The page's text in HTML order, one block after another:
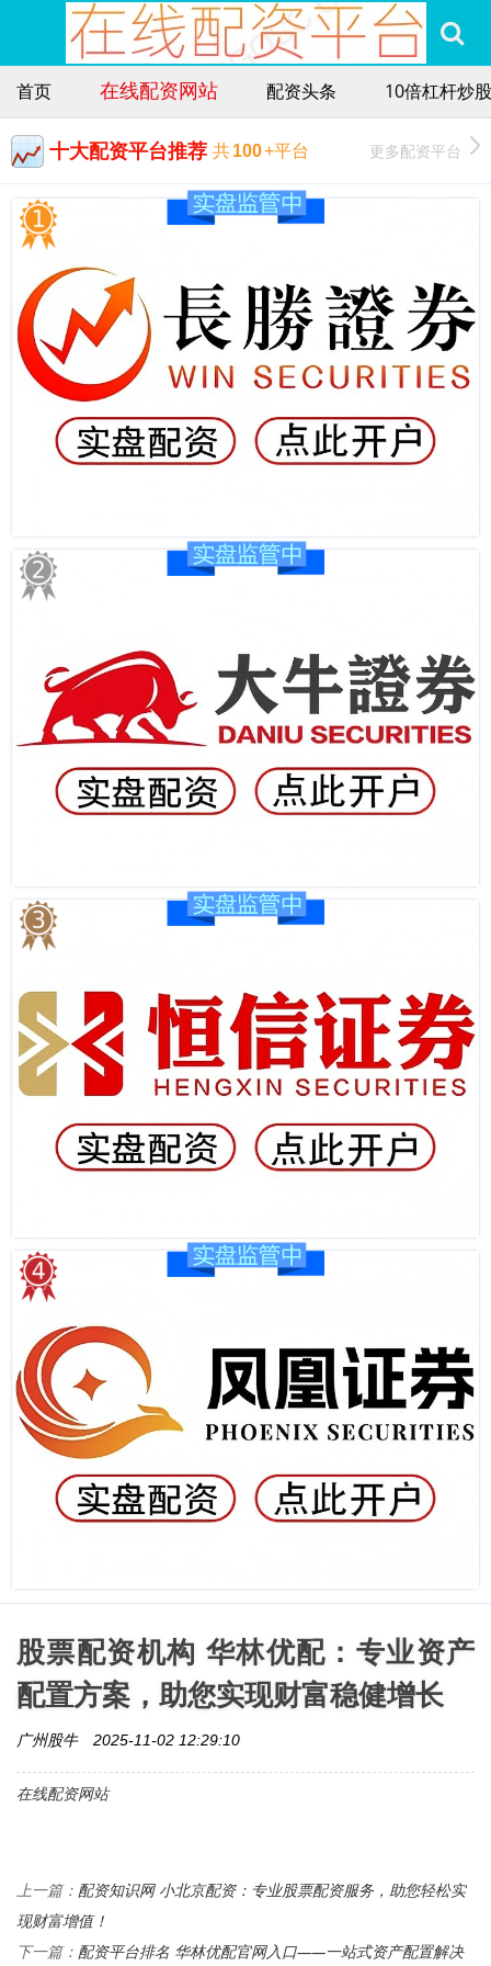
首页 在线配资网站 配资头条 10倍杠杆炒股
十大配资平台推荐 共100+平台 更多配资平台
股票配资机构 华林优配：专业资产
配置方案，助您实现财富稳健增长
广州股牛 2025-11-02 12:29:10
在线配资网站
上一篇： 配资知识网 小北京配资：专业股票配资服务，助您轻松实
现财富增值！
下一篇： 配资平台排名 华林优配官网入口——一站式资产配置解决